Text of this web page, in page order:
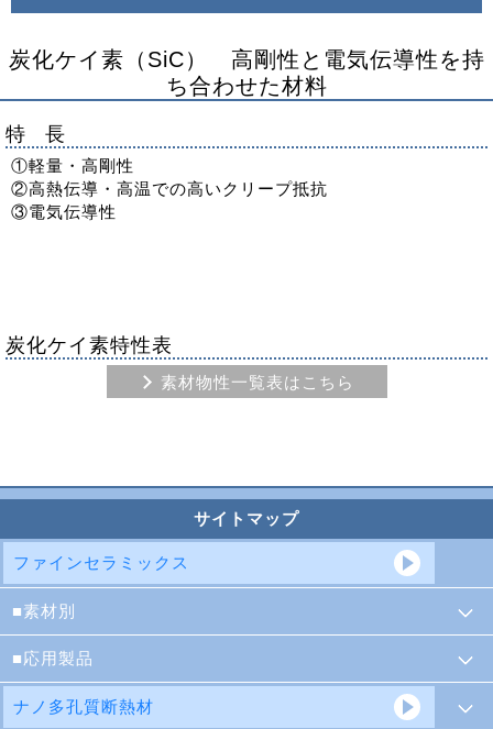
炭化ケイ素（SiC） 高剛性と電気伝導性を持
ち合わせた材料
特長
①軽量・高剛性
②高熱伝導・高温での高いクリープ抵抗
③電気伝導性
炭化ケイ素特性表
素材物性一覧表はこちら
サイトマップ
ファインセラミックス
素材別
応用製品
ナノ多孔質断熱材